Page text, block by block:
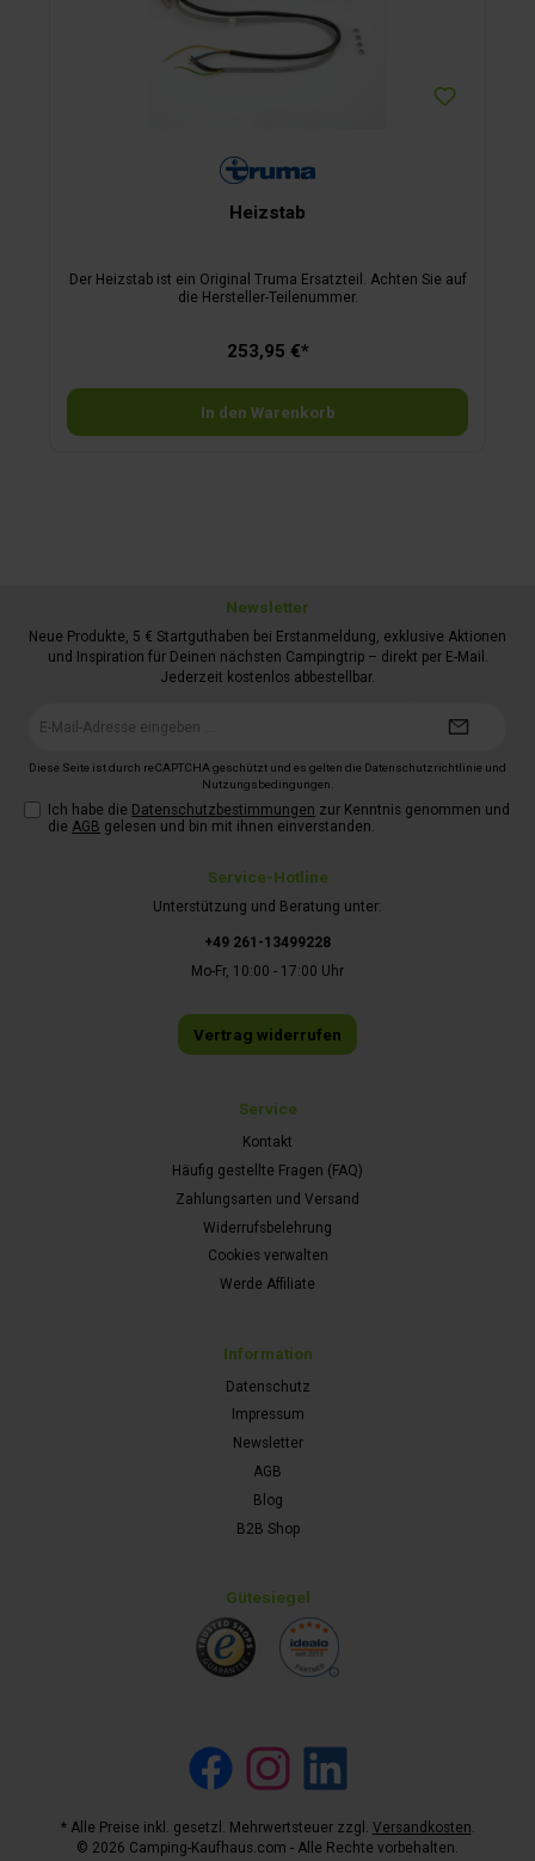
Heizstab
Der Heizstab ist ein Original Truma Ersatzteil. Achten Sie auf
die Hersteller-Teilenummer.
253,95 €*
In den Warenkorb
Service-Hotline
Unterstützung und Beratung unter:
+49 261-13499228
Mo-Fr, 10:00 - 17:00 Uhr
Vertrag widerrufen
Service
Kontakt
Häufig gestellte Fragen (FAQ)
Zahlungsarten und Versand
Widerrufsbelehrung
Cookies verwalten
Werde Affiliate
Information
Datenschutz
Impressum
Newsletter
AGB
Blog
B2B Shop
Gütesiegel
Newsletter
Neue Produkte, 5 € Startguthaben bei Erstanmeldung, exklusive Aktionen
und Inspiration für Deinen nächsten Campingtrip – direkt per E-Mail.
Jederzeit kostenlos abbestellbar.
Diese Seite ist durch reCAPTCHA geschützt und es gelten die Datenschutzrichtlinie und
Nutzungsbedingungen.
Ich habe die Datenschutzbestimmungen zur Kenntnis genommen und
die AGB gelesen und bin mit ihnen einverstanden.
Facebook Instagram
* Alle Preise inkl. gesetzl. Mehrwertsteuer zzgl. Versandkosten.
© 2026 Camping-Kaufhaus.com - Alle Rechte vorbehalten.